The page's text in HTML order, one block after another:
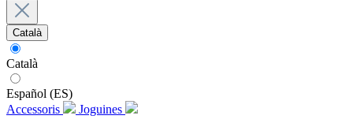
Català
Català
Español (ES)
Accessoris
Joguines